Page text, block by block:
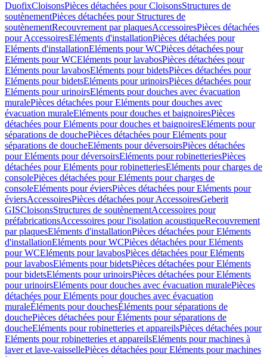
DuofixCloisonsPièces détachées pour CloisonsStructures de
soutènementPièces détachées pour Structures de
soutènementRecouvrement par plaquesAccessoiresPièces détachées
pour AccessoiresEléments d'installationPièces détachées pour
Eléments d'installationEléments pour WCPièces détachées pour
Eléments pour WCEléments pour lavabosPièces détachées pour
Eléments pour lavabosEléments pour bidetsPièces détachées pour
Eléments pour bidetsEléments pour urinoirsPièces détachées pour
Eléments pour urinoirsEléments pour douches avec évacuation
muralePièces détachées pour Eléments pour douches avec
évacuation muraleEléments pour douches et baignoiresPièces
détachées pour Eléments pour douches et baignoiresEléments pour
séparations de douchePièces détachées pour Eléments pour
séparations de doucheEléments pour déversoirsPièces détachées
pour Eléments pour déversoirsEléments pour robinetteriesPièces
détachées pour Eléments pour robinetteriesEléments pour charges de
consolePièces détachées pour Eléments pour charges de
consoleEléments pour éviersPièces détachées pour Eléments pour
éviersAccessoiresPièces détachées pour AccessoiresGeberit
GISCloisonsStructures de soutènementAccessoires pour
préfabricationsAccessoires pour l'isolation acoustiqueRecouvrement
par plaquesEléments d'installationPièces détachées pour Eléments
d'installationEléments pour WCPièces détachées pour Eléments
pour WCEléments pour lavabosPièces détachées pour Eléments
pour lavabosEléments pour bidetsPièces détachées pour Eléments
pour bidetsEléments pour urinoirsPièces détachées pour Eléments
pour urinoirsEléments pour douches avec évacuation muralePièces
détachées pour Eléments pour douches avec évacuation
muraleÉléments pour douchesÉléments pour séparations de
douchePièces détachées pour Éléments pour séparations de
doucheEléments pour robinetteries et appareilsPièces détachées pour
Eléments pour robinetteries et appareilsEléments pour machines à
laver et lave-vaissellePièces détachées pour Eléments pour machines